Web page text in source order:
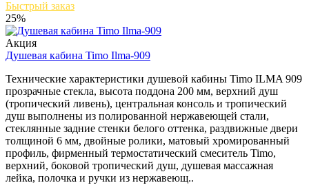
Быстрый заказ
25%
Акция
Душевая кабина Timo Ilma-909
Технические характеристики душевой кабины Timo ILMA 909
прозрачные стекла, высота поддона 200 мм, верхний душ
(тропический ливень), центральная консоль и тропический
душ выполнены из полированной нержавеющей стали,
стеклянные задние стенки белого оттенка, раздвижные двери
толщиной 6 мм, двойные ролики, матовый хромированный
профиль, фирменный термостатический смеситель Timo,
верхний, боковой тропический душ, душевая массажная
лейка, полочка и ручки из нержавеющ..